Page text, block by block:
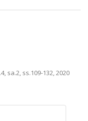
sa.2, ss.109-132, 2020